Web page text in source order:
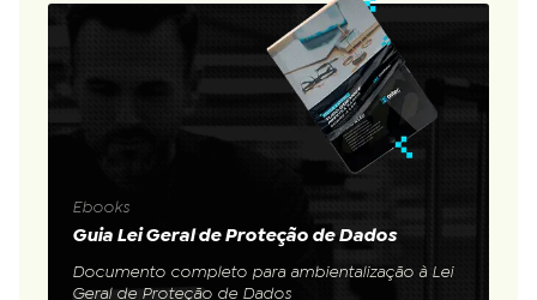
Ebooks
Guia Lei Geral de Proteção de Dados
Documento completo para ambientalização à Lei
Geral de Proteção de Dados